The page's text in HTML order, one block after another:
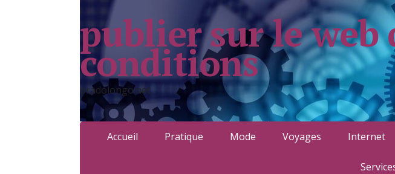
publier sur le web
conditions
pradolongo.net
Accueil Pratique Mode Voyages Internet